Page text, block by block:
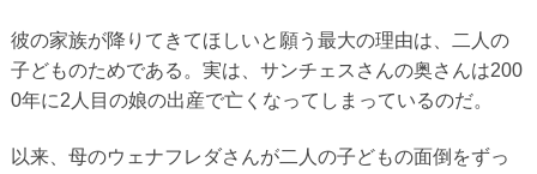
彼の家族が降りてきてほしいと願う最大の理由は、二人の
子どものためである。実は、サンチェスさんの奥さんは200
0年に2人目の娘の出産で亡くなってしまっているのだ。
以来、母のウェナフレダさんが二人の子どもの面倒をずっ